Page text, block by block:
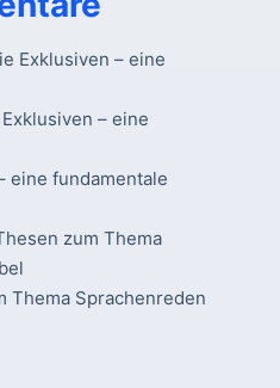
Exklusiven – eine
– eine
eine fundamentale
zum Thema
Thema Sprachenreden